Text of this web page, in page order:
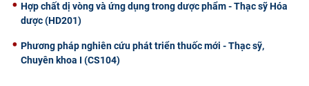
Hợp chất dị vòng và ứng dụng trong dược phẩm - Thạc sỹ Hóa
dược (HD201)
Phương pháp nghiên cứu phát triển thuốc mới - Thạc sỹ,
Chuyên khoa I (CS104)